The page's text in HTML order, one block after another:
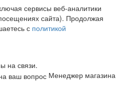
сервисы веб-аналитики
сайта). Продолжая
с политикой
на связи.
Менеджер магазина